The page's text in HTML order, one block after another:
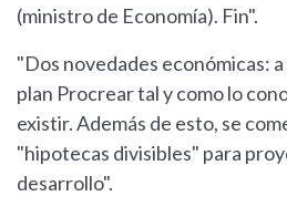
(ministro de Economía). Fin".
"Dos novedades económicas:
plan Procrear tal y como lo
existir. Además de esto, se
"hipotecas divisibles" para
desarrollo".